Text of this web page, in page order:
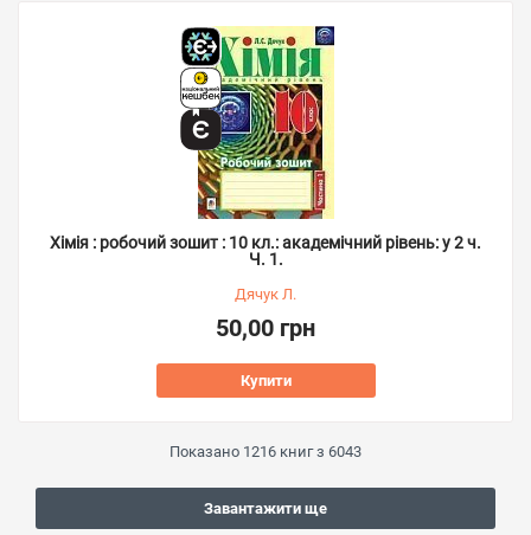
Хімія : робочий зошит : 10 кл.: академічний рівень: у 2 ч.
Ч. 1.
Дячук Л.
50,00 грн
Купити
Показано 1216 книг з 6043
Завантажити ще